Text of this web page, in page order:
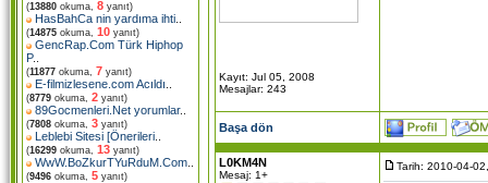
(13880 okuma, 8 yanıt)
HasBahCa nin yardıma ihti
(14875 okuma, 10 yanıt)
GencRap.Com Türk Hiphop
P..
(11877 okuma, 7 yanıt)
E-filmizlesene.com Acıldı
(8779 okuma, 2 yanıt)
89Gocmenleri.Net yorumlar..
(7808 okuma, 3 yanıt)
Leblebi Sitesi [Önerileri
(16299 okuma, 13 yanıt)
WwW.BoZkurTYuRduM.Com
(9496 okuma, 5 yanıt)
Kayıt: Jul 05, 2008
Mesajlar: 243
Başa dön
L0KM4N
Mesaj: 1+
Tarih: 2010-04-